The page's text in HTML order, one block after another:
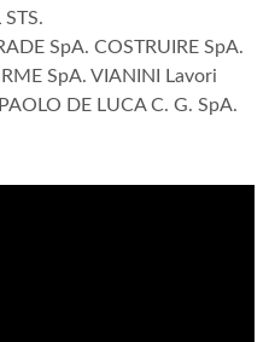
SpA. COSTRUIRE SpA.
SpA. VIANINI Lavori
DE LUCA C. G. SpA.